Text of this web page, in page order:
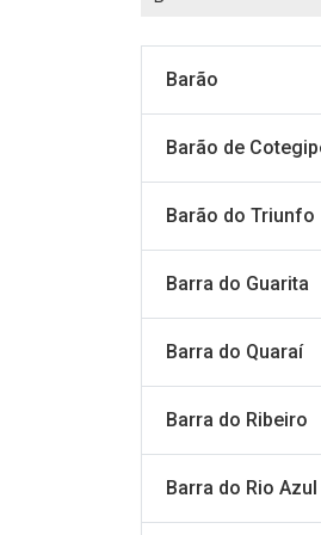
Barão
Barão de
Barão do Triunfo
Barra do Guarita
Barra do Quaraí
Barra do Ribeiro
Barra do Rio Azul